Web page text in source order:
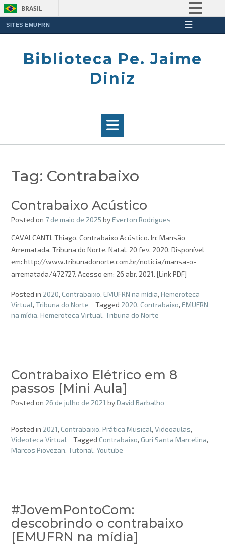
BRASIL
Participe
SITES EMUFRN ☰
Biblioteca Pe. Jaime
Diniz
Tag: Contrabaixo
Contrabaixo Acústico
Posted on 7 de maio de 2025 byEverton Rodrigues
CAVALCANTI, Thiago. Contrabaixo Acústico. In: Mansão
Arrematada. Tribuna do Norte, Natal, 20 fev. 2020. Disponível
em: http://www.tribunadonorte.com.br/noticia/mansa-o-
arrematada/472727. Acesso em: 26 abr. 2021. [Link PDF]
Posted in 2020, Contrabaixo, EMUFRN na mídia, Hemeroteca
Virtual, Tribuna do Norte Tagged 2020, Contrabaixo, EMUFRN
na mídia, Hemeroteca Virtual, Tribuna do Norte
Contrabaixo Elétrico em 8
passos [Mini Aula]
Posted on 26 de julho de 2021 byDavid Barbalho
Posted in 2021, Contrabaixo, Prática Musical, Videoaulas,
Videoteca Virtual
Tagged Contrabaixo, Guri Santa Marcelina,
Marcos Piovezan, Tutorial, Youtube
#JovemPontoCom:
descobrindo o contrabaixo
[EMUFRN na mídia]